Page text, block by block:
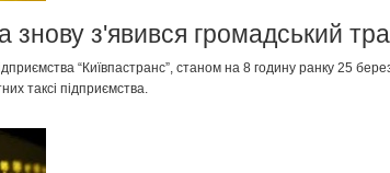
знову з'явився громадський
“Київпастранс”, станом на 8 годину ранку 25
таксі підприємства.